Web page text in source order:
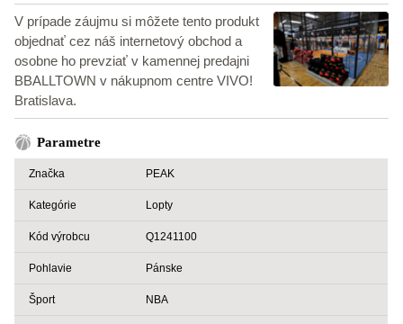
V prípade záujmu si môžete tento produkt
objednať cez náš internetový obchod a
osobne ho prevziať v kamennej predajni
BBALLTOWN v nákupnom centre VIVO!
Bratislava.
Parametre
Značka PEAK
Kategórie Lopty
Kód výrobcu Q1241100
Pohlavie Pánske
Šport NBA